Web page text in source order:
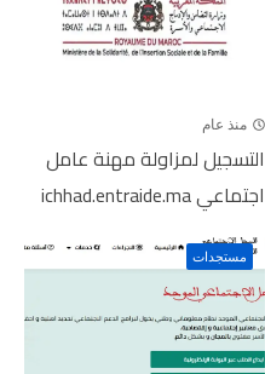
منذ عام
التسجيل لمزاولة مهنة عامل
اجتماعي ichhad.entraide.ma
مستجدات